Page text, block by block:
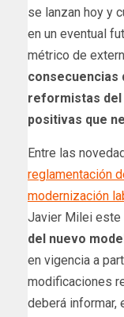
se lanzan hoy y
en un eventual
métrico de
consecuencias
reformistas del
positivas que
Entre las
reglamentación
modernización
Javier Milei este
del nuevo
en vigencia a
modificaciones
deberá informar,